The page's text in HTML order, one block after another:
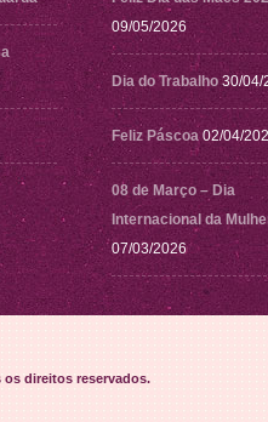
09/05/2026
Dia do Trabalho 30/04/
Feliz Páscoa 02/04/
08 de Março – Dia
Internacional da
07/03/2026
os direitos reservados.